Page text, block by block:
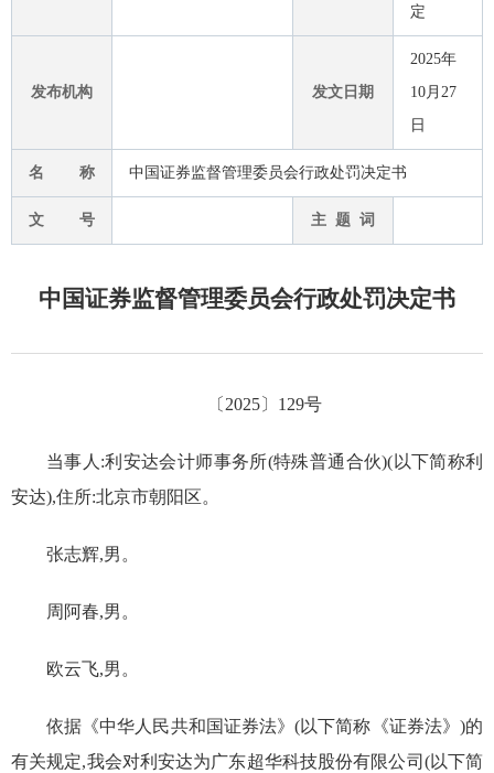
定
发布机构 发文日期
2025年
10月27
日
名 称 中国证券监督管理委员会行政处罚决定书
文 号 主 题 词
中国证券监督管理委员会行政处罚决定书
〔 2025 〕 129号
当事人:利安达会计师事务所(特殊普通合伙)(以下简称利
安达),住所:北京市朝阳区。
张志辉,男。
周阿春,男。
欧云飞,男。
依据《中华人民共和国证券法》(以下简称《证券法》)的
有关规定,我会对利安达为广东超华科技股份有限公司(以下简